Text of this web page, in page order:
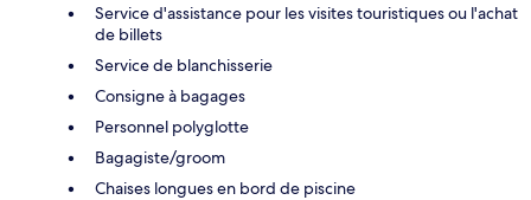
Service d'assistance pour les visites touristiques ou l'achat
de billets
Service de blanchisserie
Consigne à bagages
Personnel polyglotte
Bagagiste/groom
Chaises longues en bord de piscine